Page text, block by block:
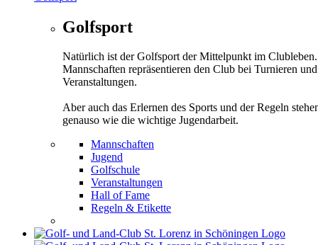
Golfsport
Natürlich ist der Golfsport der Mittelpunkt im
Mannschaften repräsentieren den Club bei Turnieren und
Veranstaltungen.
Aber auch das Erlernen des Sports und der Regeln
genauso wie die wichtige Jugendarbeit.
Mannschaften
Jugend
Golfschule
Veranstaltungen
Hall of Fame
Regeln & Etikette